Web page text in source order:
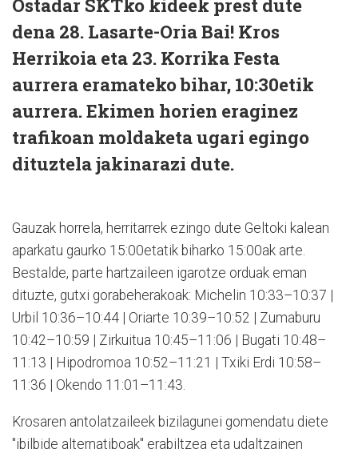
Ostadar SKTko kideek prest dute
dena 28. Lasarte-Oria Bai! Kros
Herrikoia eta 23. Korrika Festa
aurrera eramateko bihar, 10:30etik
aurrera. Ekimen horien eraginez
trafikoan moldaketa ugari egingo
dituztela jakinarazi dute.
Gauzak horrela, herritarrek ezingo dute Geltoki kalean
aparkatu gaurko 15:00etatik biharko 15:00ak arte.
Bestalde, parte hartzaileen igarotze orduak eman
dituzte, gutxi gorabeherakoak: Michelin 10:33–10:37 |
Urbil 10:36–10:44 | Oriarte 10:39–10:52 | Zumaburu
10:42–10:59 | Zirkuitua 10:45–11:06 | Bugati 10:48–
11:13 | Hipodromoa 10:52–11:21 | Txiki Erdi 10:58–
11:36 | Okendo 11:01–11:43.
Krosaren antolatzaileek bizilagunei gomendatu diete
"ibilbide alternatiboak" erabiltzea eta udaltzainen